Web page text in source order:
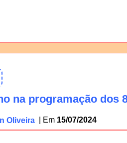
na programação dos
Oliveira 15/07/2024